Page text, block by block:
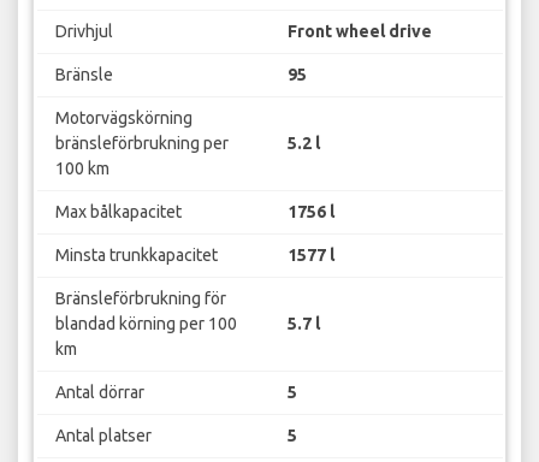
Drivhjul Front wheel drive
Bränsle 95
Motorvägskörning
bränsleförbrukning per
100 km
5.2 l
Max bålkapacitet 1756 l
Minsta trunkkapacitet 1577 l
Bränsleförbrukning för
blandad körning per 100
km
5.7 l
Antal dörrar 5
Antal platser 5